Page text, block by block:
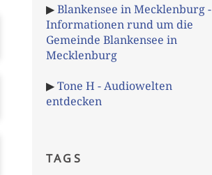
▶Blankensee in Mecklenburg -
Informationen rund um die
Gemeinde Blankensee in
Mecklenburg
▶Tone H - Audiowelten
entdecken
TAGS